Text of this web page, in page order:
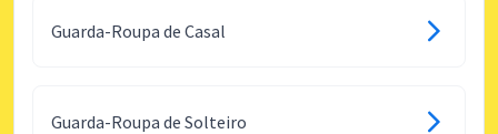
Guarda-Roupa de Casal
Guarda-Roupa de Solteiro